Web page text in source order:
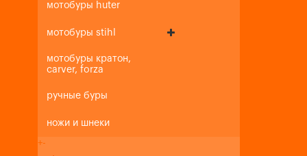
мотобуры huter
мотобуры stihl
мотобуры кратон,
carver, forza
ручные буры
ножи и шнеки
+-